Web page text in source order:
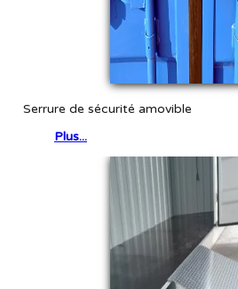
Serrure de sécurité amovible
Plus...